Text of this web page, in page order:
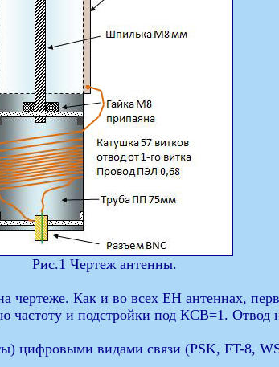
Рис.1 Чертеж антенны.
Как и во всех ЕН антеннах,
частоту и подстройки под КСВ=1.
цифровыми видами связи (PSK, FT-8,